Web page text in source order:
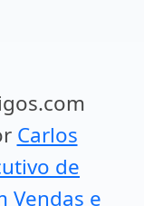
Carlos
de
Vendas e